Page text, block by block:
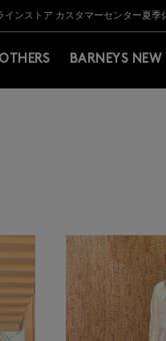
＞会員のお客様は11,000円（
【夏季休業に伴う出荷一時停止
インストア カスタマーセンター夏
夏季休業に伴う返品・交換承り一
熊本県を中心とした地震の影響に
【開催中】SUMMER SALE
＞会員のお客様は11,000円（
【夏季休業に伴う出荷一時停止
BARNEYS NEW